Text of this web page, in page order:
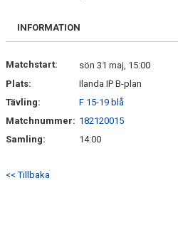
DOKUMENT
INFORMATION
Matchstart:
sön 31 maj, 15:00
Plats:
Ilanda IP B-plan
Tävling:
F 15-19 blå
Matchnummer: 182120015
Samling:
14:00
<< Tillbaka